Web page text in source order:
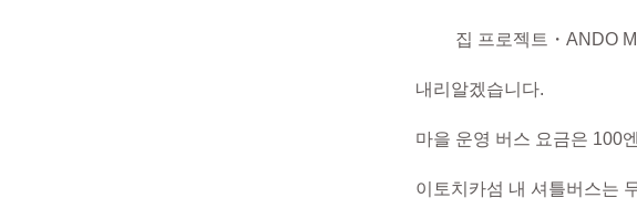
집 프로젝트・ANDO
내리 알겠습니다.
마을 운영 버스 요금은 100
이토치카섬 내 셔틀버스는